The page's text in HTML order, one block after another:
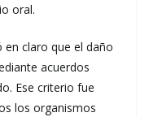
oral.
en claro que el daño
acuerdos
Ese criterio fue
los organismos